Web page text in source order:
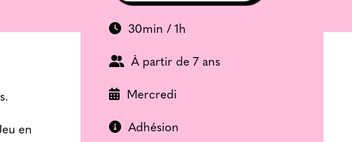
en
30min / 1h
À partir de 7 ans
Mercredi
Adhésion